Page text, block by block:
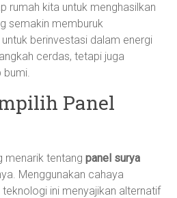
rumah kita untuk menghasilkan
semakin memburuk
berinvestasi dalam energi
cerdas, tetapi juga
bumi.
Panel
menarik tentangpanel surya
Menggunakan cahaya
ini menyajikan alternatif